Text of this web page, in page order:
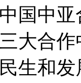
国中
大合
生和